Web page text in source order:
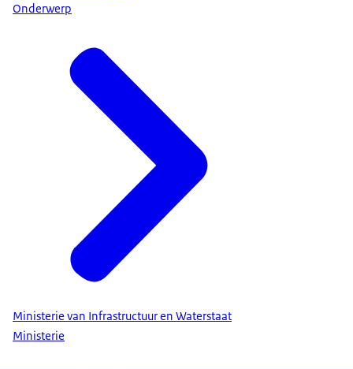
Onderwerp
Ministerie van Infrastructuur en Waterstaat
Ministerie